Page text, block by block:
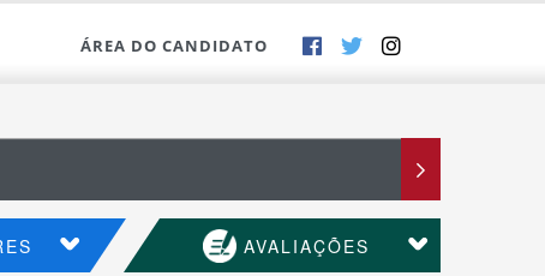
ÁREA DO CANDIDATO
AVALIAÇÕES